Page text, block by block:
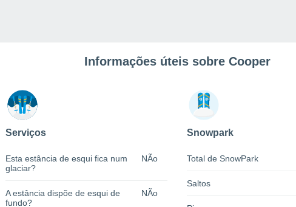
Informações úteis sobre Cooper
Serviços
Esta estância de esqui fica num
glaciar?
NÃo
A estância dispõe de esqui de
fundo?
NÃo
Snowpark
Total de SnowPark
Saltos